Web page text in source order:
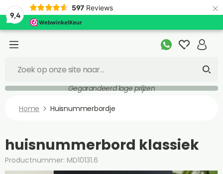
9,4
597 Reviews ×
Gegarandeerd lage prijzen
Home Huisnummerbordje
huisnummerbord klassiek
Productnummer: MD10131.6